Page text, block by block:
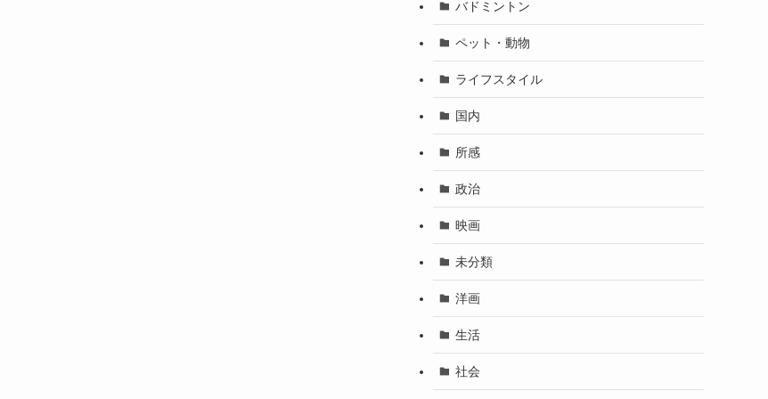
バドミントン
ペット・動物
ライフスタイル
国内
所感
政治
映画
未分類
洋画
生活
社会